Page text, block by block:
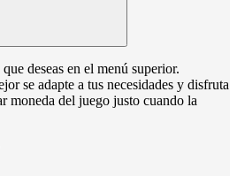
deseas en el menú superior.
se adapte a tus necesidades y disfruta
moneda del juego justo cuando la